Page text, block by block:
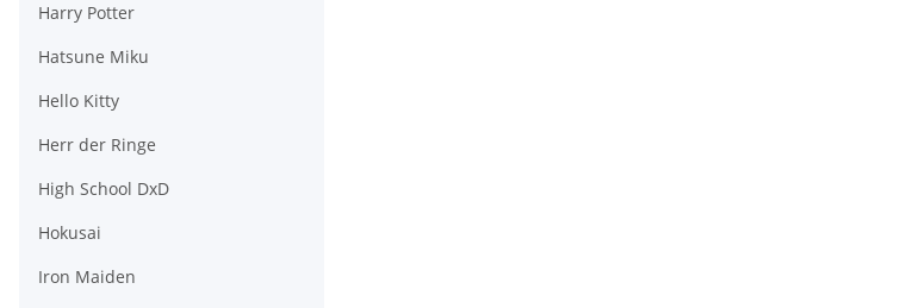
Harry Potter
Hatsune Miku
Hello Kitty
Herr der Ringe
High School DxD
Hokusai
Iron Maiden